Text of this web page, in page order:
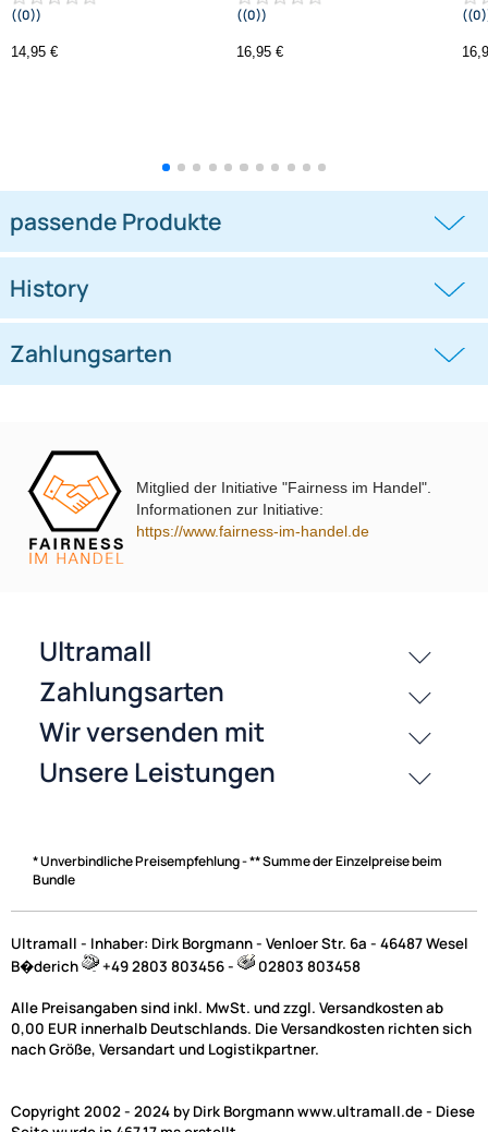
ACV CX23 Kabelsatz kompatibel
mit Audi A2 A3 A4 A6 TT ISO / Mini
ISO
adaptiert auf CX400 CX401
Kabelsatz CX37 kompatibel mit
Fiat Citroen Peugeot Opel Punto
500 Ducato Doblo Idea Qubo Fiorino
CX400 CX401
passende Produkte
History
Zahlungsarten
Mitglied der Initiative "Fairness im Handel".
Informationen zur Initiative:
https://www.fairness-im-handel.de
* Unverbindliche Preisempfehlung - ** Summe der Einzelpreise beim
Bundle
Ultramall - Inhaber: Dirk Borgmann - Venloer Str. 6a - 46487 Wesel
B�derich
+49 2803 803456 - 02803 803458
Alle Preisangaben sind inkl. MwSt. und zzgl. Versandkosten ab
0,00 EUR innerhalb Deutschlands. Die Versandkosten richten sich
nach Größe, Versandart und Logistikpartner.
Copyright 2002 - 2024 by Dirk Borgmann www.ultramall.de - Diese